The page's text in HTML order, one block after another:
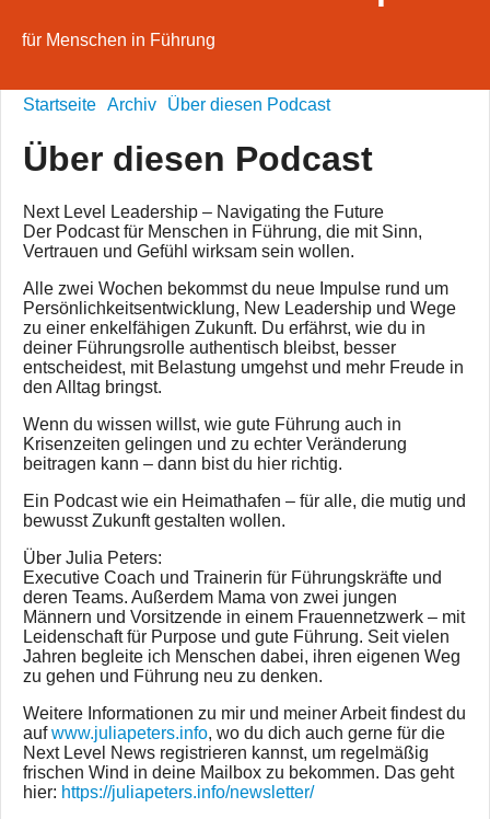
für Menschen in Führung
Startseite Archiv Über diesen Podcast
Über diesen Podcast
Next Level Leadership – Navigating the Future
Der Podcast für Menschen in Führung, die mit Sinn,
Vertrauen und Gefühl wirksam sein wollen.
Alle zwei Wochen bekommst du neue Impulse rund um
Persönlichkeitsentwicklung, New Leadership und Wege
zu einer enkelfähigen Zukunft. Du erfährst, wie du in
deiner Führungsrolle authentisch bleibst, besser
entscheidest, mit Belastung umgehst und mehr Freude in
den Alltag bringst.
Wenn du wissen willst, wie gute Führung auch in
Krisenzeiten gelingen und zu echter Veränderung
beitragen kann – dann bist du hier richtig.
Ein Podcast wie ein Heimathafen – für alle, die mutig und
bewusst Zukunft gestalten wollen.
Über Julia Peters:
Executive Coach und Trainerin für Führungskräfte und
deren Teams. Außerdem Mama von zwei jungen
Männern und Vorsitzende in einem Frauennetzwerk – mit
Leidenschaft für Purpose und gute Führung. Seit vielen
Jahren begleite ich Menschen dabei, ihren eigenen Weg
zu gehen und Führung neu zu denken.
Weitere Informationen zu mir und meiner Arbeit findest du
aufwww.juliapeters.info, wo du dich auch gerne für die
Next Level News registrieren kannst, um regelmäßig
frischen Wind in deine Mailbox zu bekommen. Das geht
hier: https://juliapeters.info/newsletter/